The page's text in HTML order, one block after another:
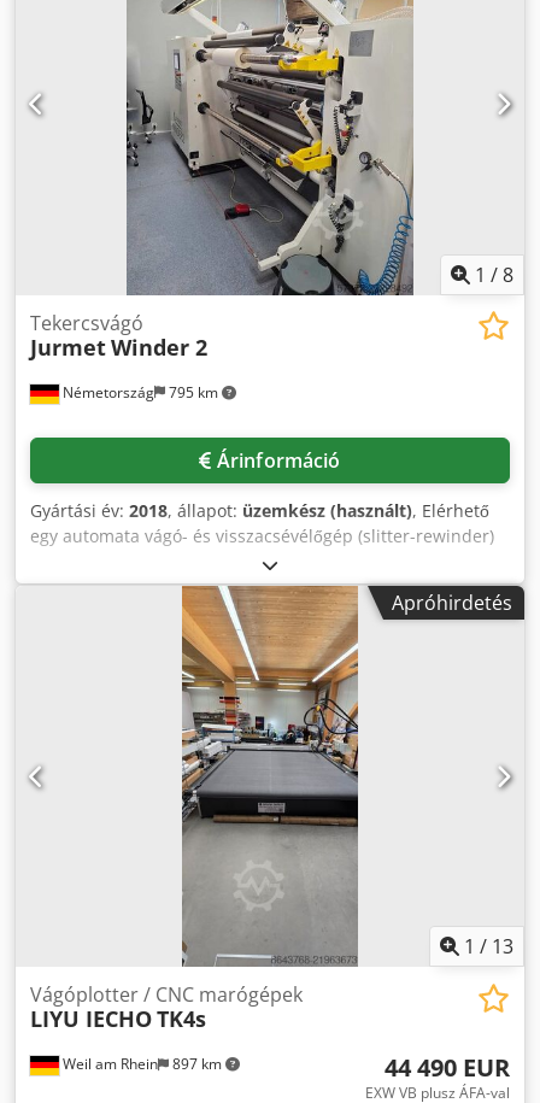
Bármilyen kérdés vagy további információ igénye esetén
forduljon hozzánk bizalommal.
1 /8
Németország 795 km
Tekercsvágó
JurmetWinder 2
Árinformáció
Gyártási év: 2018, állapot: üzemkész (használt), Elérhető
egy automata vágó- és visszacsévélőgép (slitter-rewinder)
Jurmet márkájú. Összes futásteljesítmény: kb. 8900 km,
max. munkaszélesség: 1600 mm, min. anyatekercs
szélessége: 300 mm, max. anyatekercs átmérő: 1000 mm,
anyatekercs magbelseje: 76 mm/152 mm, késztekercs
magbelseje: 25,4 mm/76 mm, max. mechanikus sebesség:
500 m/perc, max. pályafeszítés: 153 N, kés pozicionálási
pontosság: +/-0,3 mm, nyomóhenger szélesség: 1600 mm,
max. terméktömeg: 150 g/m², max. termékvastagság: 220
µm, üzemóra: kb. 9850 h. Dokumentáció rendelkezésre áll.
Személyes megtekintés lehetséges. Dsdpfezhnupsx Anfjkr
Apróhirdetés
1 / 13
Weil am Rhein 897 km
Vágóplotter / CNC marógépek
LIYU IECHOTK4s
44 490 EUR
EXW VB plusz ÁFA-val